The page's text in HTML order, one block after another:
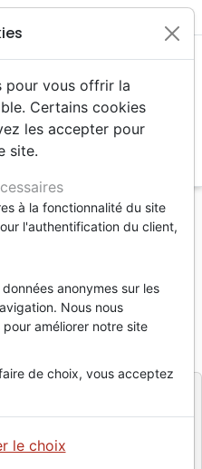
ans
DANS LA VIE
DANS LA VIE
pour vous offrir la
Certains cookies
les accepter pour
site.
à la fonctionnalité du site
l'authentification du client,
anonymes sur les
Nous nous
améliorer notre site
de choix, vous acceptez
le choix